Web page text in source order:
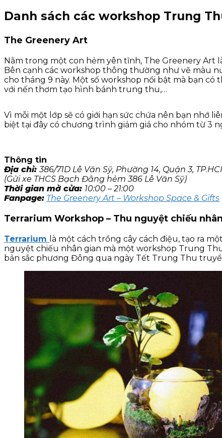
Danh sách các workshop Trung
The Greenery Art
Nằm trong một con hẻm yên tĩnh, The Greenery Art
Bên cạnh các workshop thông thường như vẽ màu
cho tháng 9 này. Một số workshop nổi bật mà bạn
với nến thơm tạo hình bánh trung thu,…
Vì mỗi một lớp sẽ có giới hạn sức chứa nên bạn nhớ
biệt tại đây có chương trình giảm giá cho nhóm từ 3
Thông tin
Địa chỉ:386/71D Lê Văn Sỹ, Phường 14, Quận 3, TP.
(Gửi xe THCS Bạch Đằng hẻm 386 Lê Văn Sỹ)
Thời gian mở cửa: 10:00 – 21:00
Fanpage: The Greenery Art – Workshop Space & Gifts
Terrarium Workshop – Thu nguyệt chiếu
Terrarium là một cách trồng cây cách điệu, tạo ra
nguyệt chiếu nhân gian mà một workshop Trung
bản sắc phương Đông qua ngày Tết Trung Thu